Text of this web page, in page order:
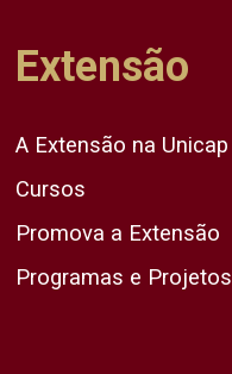
Extensão
A Extensão na Unicap
Cursos
Promova a Extensão
Programas e Projetos